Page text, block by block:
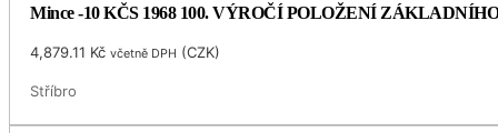
Mince -10 KČS 1968 100. VÝROČÍ POLOŽENÍ
4,879.11 Kč včetně DPH (CZK)
Stříbro